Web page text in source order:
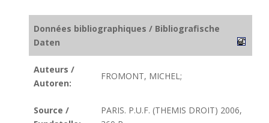
Données bibliographiques / Bibliografische
Daten
Auteurs /
Autoren:
FROMONT, MICHEL;
Source /
PARIS. P.U.F. (THEMIS DROIT) 2006,